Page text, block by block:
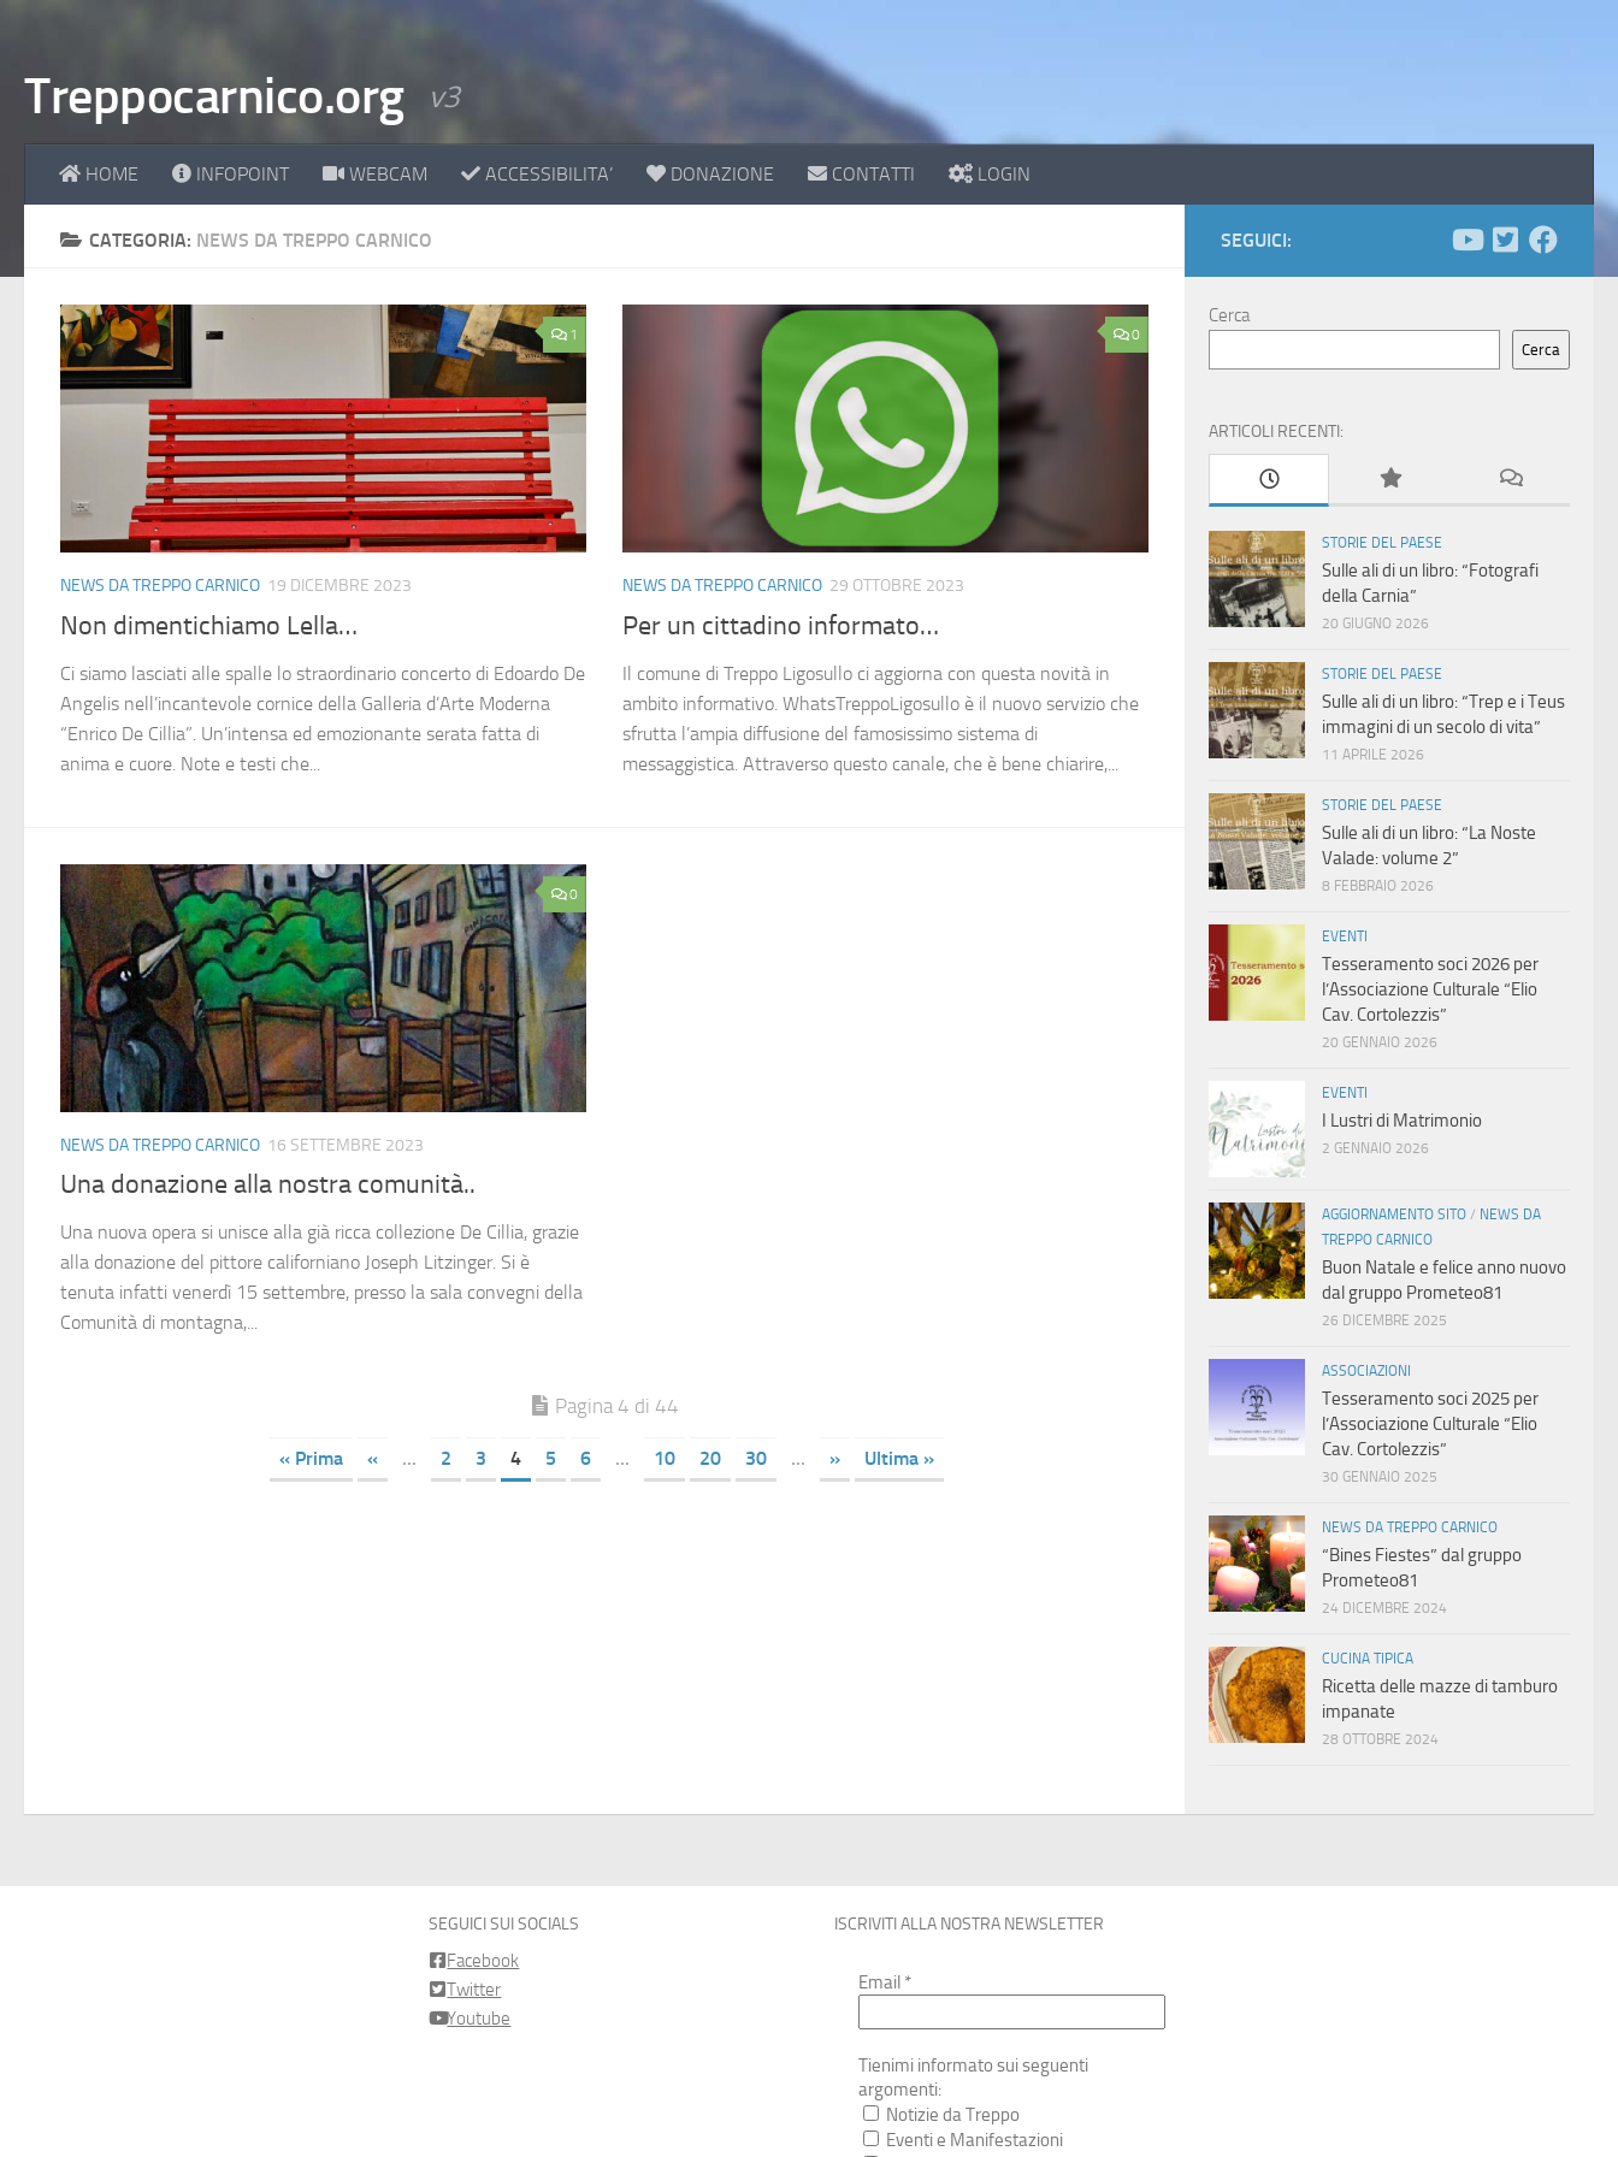
Treppocarnico.org v3
HOME INFOPOINT WEBCAM ACCESSIBILITA’ DONAZIONE CONTATTI LOGIN
CATEGORIA: NEWS DA TREPPO CARNICO
1
NEWS DA TREPPO CARNICO 19 DICEMBRE 2023
Non dimentichiamo Lella…
Ci siamo lasciati alle spalle lo straordinario concerto di Edoardo De
Angelis nell’incantevole cornice della Galleria d’Arte Moderna
“Enrico De Cillia”. Un’intensa ed emozionante serata fatta di
anima e cuore. Note e testi che...
0
NEWS DA TREPPO CARNICO 29 OTTOBRE 2023
Per un cittadino informato…
Il comune di Treppo Ligosullo ci aggiorna con questa novità in
ambito informativo. WhatsTreppoLigosullo è il nuovo servizio che
sfrutta l’ampia diffusione del famosissimo sistema di
messaggistica. Attraverso questo canale, che è bene chiarire,...
0
NEWS DA TREPPO CARNICO 16 SETTEMBRE 2023
Una donazione alla nostra comunità..
Una nuova opera si unisce alla già ricca collezione De Cillia, grazie
alla donazione del pittore californiano Joseph Litzinger. Si è
tenuta infatti venerdì 15 settembre, presso la sala convegni della
Comunità di montagna,...
Pagina 4 di 44
« Prima « ... 2 3 4 5 6 ... 10 20 30 ... » Ultima »
SEGUICI:
Cerca
Cerca
ARTICOLI RECENTI:
STORIE DEL PAESE
Sulle ali di un libro: “Fotografi
della Carnia”
20 GIUGNO 2026
STORIE DEL PAESE
Sulle ali di un libro: “Trep e i Teus
immagini di un secolo di vita”
11 APRILE 2026
STORIE DEL PAESE
Sulle ali di un libro: “La Noste
Valade: volume 2”
8 FEBBRAIO 2026
EVENTI
Tesseramento soci 2026 per
l’Associazione Culturale “Elio
Cav. Cortolezzis”
20 GENNAIO 2026
EVENTI
I Lustri di Matrimonio
2 GENNAIO 2026
AGGIORNAMENTO SITO / NEWS DA
TREPPO CARNICO
Buon Natale e felice anno nuovo
dal gruppo Prometeo81
26 DICEMBRE 2025
ASSOCIAZIONI
Tesseramento soci 2025 per
l’Associazione Culturale “Elio
Cav. Cortolezzis”
30 GENNAIO 2025
NEWS DA TREPPO CARNICO
“Bines Fiestes” dal gruppo
Prometeo81
24 DICEMBRE 2024
CUCINA TIPICA
Ricetta delle mazze di tamburo
impanate
28 OTTOBRE 2024
SEGUICI SUI SOCIALS
Facebook
Twitter
Youtube
ISCRIVITI ALLA NOSTRA NEWSLETTER
Email *
Tienimi informato sui seguenti
argomenti:
Notizie da Treppo
Eventi e Manifestazioni